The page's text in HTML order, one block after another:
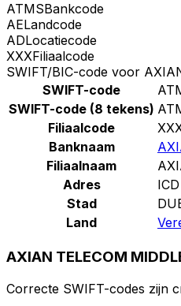
ATMSBankcode
AELandcode
ADLocatiecode
XXXFiliaalcode
SWIFT/BIC-code voor
SWIFT-code
SWIFT-code (8 tekens)
Filiaalcode
Banknaam
Filiaalnaam
Adres
Stad
Land
AXIAN TELECOM
Correcte SWIFT-codes zijn